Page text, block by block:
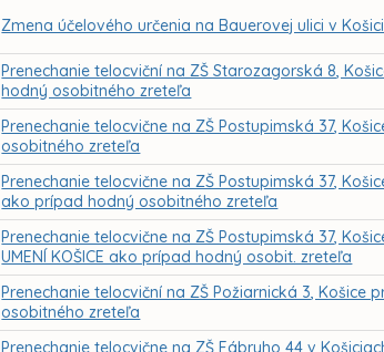
Zmena účelového určenia na Bauerovej ulici v
Prenechanie telocviční na ZŠ Starozagorská 8,
hodný osobitného zreteľa
Prenechanie telocvične na ZŠ Postupimská 37,
osobitného zreteľa
Prenechanie telocvične na ZŠ Postupimská 37,
ako prípad hodný osobitného zreteľa
Prenechanie telocvične na ZŠ Postupimská 37,
UMENÍ KOŠICE ako prípad hodný osobit. zreteľa
Prenechanie telocviční na ZŠ Požiarnická 3, Košice
osobitného zreteľa
Prenechanie telocvične na ZŠ Fábryho 44 v